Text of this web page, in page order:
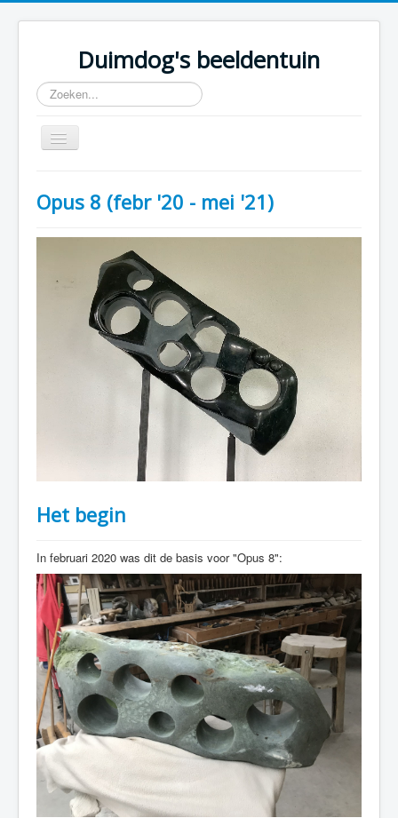
Duimdog's beeldentuin
Zoeken...
Toggle
Navigation
beelden
Opus 8 (febr '20 - mei '21)
Het begin
In februari 2020 was dit de basis voor "Opus 8":